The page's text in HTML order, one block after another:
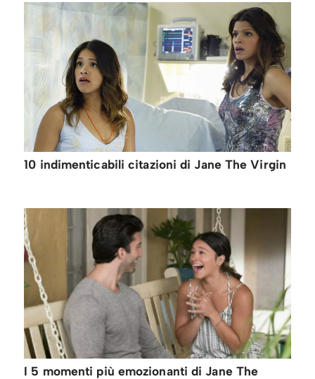
10 indimenticabili citazioni di Jane The Virgin
I 5 momenti più emozionanti di Jane The